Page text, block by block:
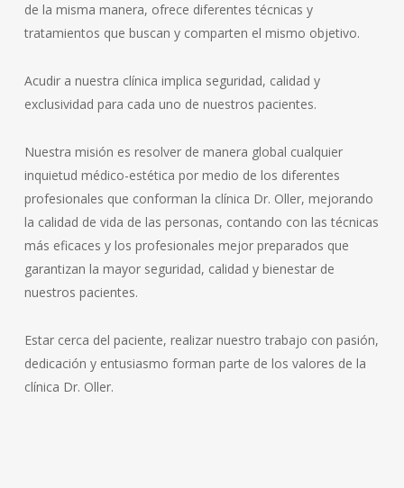
de la misma manera, ofrece diferentes técnicas y
tratamientos que buscan y comparten el mismo objetivo.
Acudir a nuestra clínica implica seguridad, calidad y
exclusividad para cada uno de nuestros pacientes.
Nuestra misión es resolver de manera global cualquier
inquietud médico-estética por medio de los diferentes
profesionales que conforman la clínica Dr. Oller, mejorando
la calidad de vida de las personas, contando con las técnicas
más eficaces y los profesionales mejor preparados que
garantizan la mayor seguridad, calidad y bienestar de
nuestros pacientes.
Estar cerca del paciente, realizar nuestro trabajo con pasión,
dedicación y entusiasmo forman parte de los valores de la
clínica Dr. Oller.